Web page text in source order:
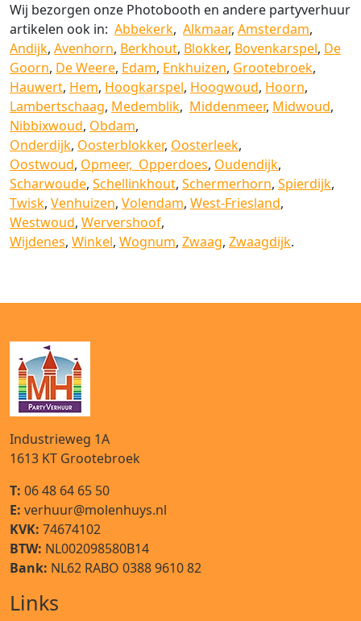
Wij bezorgen onze Photobooth en andere partyverhuur
artikelen ook in: Abbekerk, Alkmaar, Amsterdam,
Andijk, Avenhorn, Berkhout, Blokker, Bovenkarspel, De
Goorn, De Weere, Edam, Enkhuizen, Grootebroek,
Hauwert, Hem, Hoogkarspel, Hoogwoud, Hoorn,
Lambertschaag, Medemblik, Middenmeer, Midwoud,
Nibbixwoud, Obdam,
Onderdijk, Oosterblokker, Oosterleek,
Oostwoud, Opmeer, Opperdoes, Oudendijk,
Scharwoude, Schellinkhout, Schermerhorn, Spierdijk,
Twisk, Venhuizen, Volendam, West-Friesland,
Westwoud, Wervershoof,
Wijdenes, Winkel, Wognum, Zwaag, Zwaagdijk.
Industrieweg 1A
1613 KT Grootebroek
T: 06 48 64 65 50
E: verhuur@molenhuys.nl
KVK: 74674102
BTW: NL002098580B14
Bank: NL62 RABO 0388 9610 82
Links